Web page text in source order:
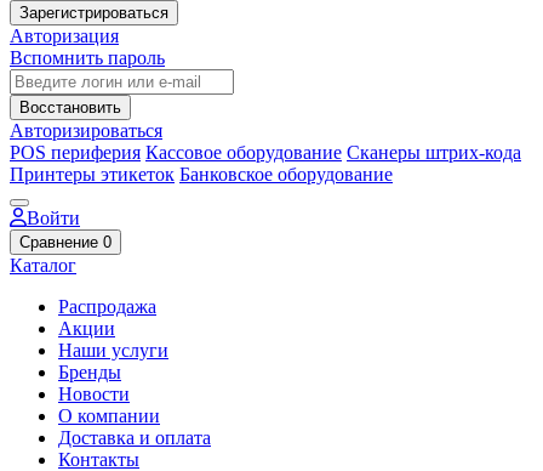
Зарегистрироваться
Авторизация
Вспомнить пароль
Восстановить
Авторизироваться
POS периферия Кассовое оборудование Сканеры штрих-кода
Принтеры этикеток Банковское оборудование
Войти
Сравнение 0
Каталог
Распродажа
Акции
Наши услуги
Бренды
Новости
О компании
Доставка и оплата
Контакты